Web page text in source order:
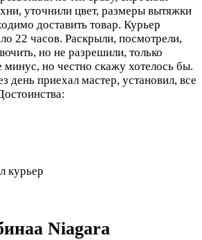
уточнили цвет, размеры вытяжки
доставить товар. Курьер
22 часов. Раскрыли, посмотрели,
но не разрешили, только
но честно скажу хотелось бы.
день приехал мастер, установил, все
курьер
Niagara